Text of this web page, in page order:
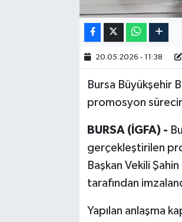
20.05.2026 - 11:38
Bursa Büyükşehir
promosyon
BURSA (İGFA) -
gerçekleştirilen
Başkan Vekili
tarafından
Yapılan anlaşma